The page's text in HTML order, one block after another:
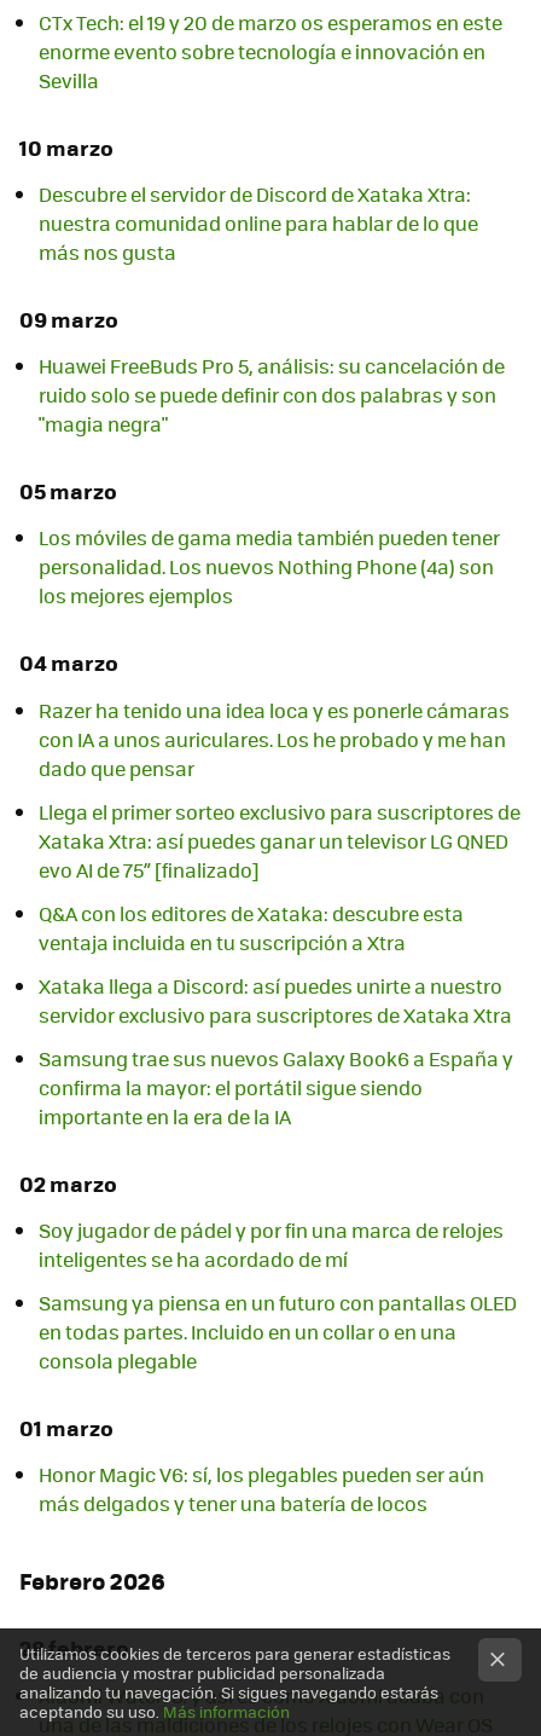
CTx Tech: el 19 y 20 de marzo os esperamos en este
enorme evento sobre tecnología e innovación en
Sevilla
10 marzo
Descubre el servidor de Discord de Xataka Xtra:
nuestra comunidad online para hablar de lo que
más nos gusta
09 marzo
Huawei FreeBuds Pro 5, análisis: su cancelación de
ruido solo se puede definir con dos palabras y son
"magia negra"
05 marzo
Los móviles de gama media también pueden tener
personalidad. Los nuevos Nothing Phone (4a) son
los mejores ejemplos
04 marzo
Razer ha tenido una idea loca y es ponerle cámaras
con IA a unos auriculares. Los he probado y me han
dado que pensar
Llega el primer sorteo exclusivo para suscriptores de
Xataka Xtra: así puedes ganar un televisor LG QNED
evo AI de 75” [finalizado]
Q&A con los editores de Xataka: descubre esta
ventaja incluida en tu suscripción a Xtra
Xataka llega a Discord: así puedes unirte a nuestro
servidor exclusivo para suscriptores de Xataka Xtra
Samsung trae sus nuevos Galaxy Book6 a España y
confirma la mayor: el portátil sigue siendo
importante en la era de la IA
02 marzo
Soy jugador de pádel y por fin una marca de relojes
inteligentes se ha acordado de mí
Samsung ya piensa en un futuro con pantallas OLED
en todas partes. Incluido en un collar o en una
consola plegable
01 marzo
Honor Magic V6: sí, los plegables pueden ser aún
más delgados y tener una batería de locos
Febrero 2026
28 febrero
Xiaomi Watch 5: y así es como Xiaomi acaba con
una de las maldiciones de los relojes con Wear OS
Utilizamos cookies de terceros para generar estadísticas
de audiencia y mostrar publicidad personalizada
analizando tu navegación. Si sigues navegando estarás
aceptando su uso. Más información